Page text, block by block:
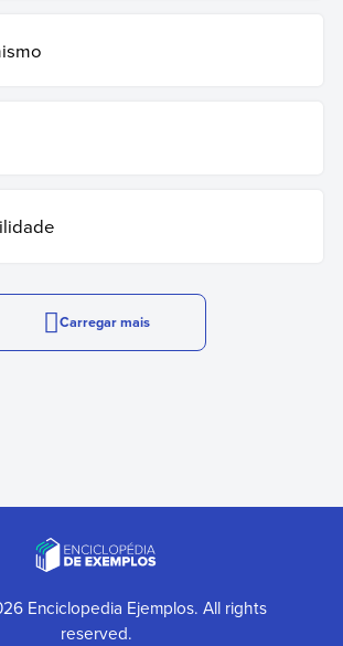
Carregar mais
Enciclopedia Ejemplos. All rights
reserved.